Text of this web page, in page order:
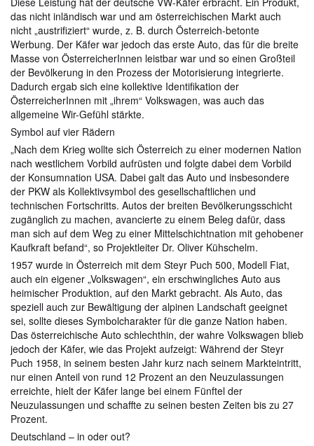
das nicht inländisch war und am österreichischen Markt auch
nicht „austrifiziert“ wurde, z. B. durch Österreich-betonte
Werbung. Der Käfer war jedoch das erste Auto, das für die breite
Masse von ÖsterreicherInnen leistbar war und so einen Großteil
der Bevölkerung in den Prozess der Motorisierung integrierte.
Dadurch ergab sich eine kollektive Identifikation der
ÖsterreicherInnen mit „ihrem“ Volkswagen, was auch das
allgemeine Wir-Gefühl stärkte.
Symbol auf vier Rädern
„Nach dem Krieg wollte sich Österreich zu einer modernen Nation
nach westlichem Vorbild aufrüsten und folgte dabei dem Vorbild
der Konsumnation USA. Dabei galt das Auto und insbesondere
der PKW als Kollektivsymbol des gesellschaftlichen und
technischen Fortschritts. Autos der breiten Bevölkerungsschicht
zugänglich zu machen, avancierte zu einem Beleg dafür, dass
man sich auf dem Weg zu einer Mittelschichtnation mit gehobener
Kaufkraft befand“, so Projektleiter Dr. Oliver Kühschelm.
1957 wurde in Österreich mit dem Steyr Puch 500, Modell Fiat,
auch ein eigener „Volkswagen“, ein erschwingliches Auto aus
heimischer Produktion, auf den Markt gebracht. Als Auto, das
speziell auch zur Bewältigung der alpinen Landschaft geeignet
sei, sollte dieses Symbolcharakter für die ganze Nation haben.
Das österreichische Auto schlechthin, der wahre Volkswagen blieb
jedoch der Käfer, wie das Projekt aufzeigt: Während der Steyr
Puch 1958, in seinem besten Jahr kurz nach seinem Markteintritt,
nur einen Anteil von rund 12 Prozent an den Neuzulassungen
erreichte, hielt der Käfer lange bei einem Fünftel der
Neuzulassungen und schaffte zu seinen besten Zeiten bis zu 27
Prozent.
Deutschland – in oder out?